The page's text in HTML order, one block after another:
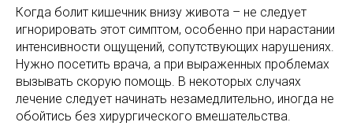
Когда болит кишечник внизу живота – не следует
игнорировать этот симптом, особенно при нарастании
интенсивности ощущений, сопутствующих нарушениях.
Нужно посетить врача, а при выраженных проблемах
вызывать скорую помощь. В некоторых случаях
лечение следует начинать незамедлительно, иногда не
обойтись без хирургического вмешательства.